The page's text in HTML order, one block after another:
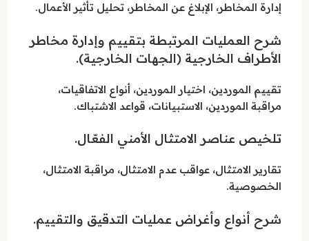
إدارة المخاطر، الإبلاغ عن المخاطر، تحليل تأثير الأعمال.
شرح العمليات المرتبطة بتقييم وإدارة مخاطر
الأطراف الخارجية (الجهات الخارجية).
تقييم الموردين، اختيار الموردين، أنواع الاتفاقيات،
مراقبة الموردين، الاستبيانات، قواعد الاشتباك.
تلخيص عناصر الامتثال الأمني الفعّال.
تقارير الامتثال، عواقب عدم الامتثال، مراقبة الامتثال،
الخصوصية.
شرح أنواع وأغراض عمليات التدقيق والتقييم.